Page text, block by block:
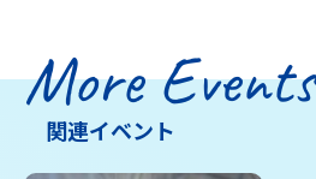
More Events
関連イベント